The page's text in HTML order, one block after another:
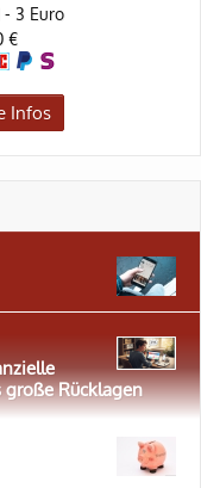
3 Euro
€
Infos
Rücklagen